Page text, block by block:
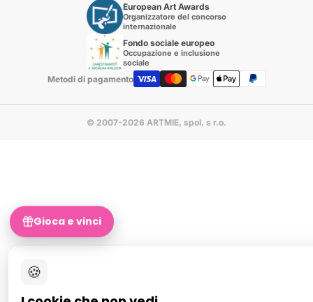
European Art Awards
Organizzatore del concorso
internazionale
Fondo sociale europeo
Occupazione e inclusione
sociale
Metodi di pagamento
© 2007-2026 ARTMIE, spol. s r.o.
🍪
Gioca e vinci